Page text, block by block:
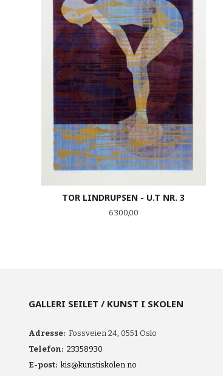
TOR LINDRUPSEN - U.T NR. 3
Pris
6 300,00
GALLERI SEILET / KUNST I SKOLEN
Adresse: Fossveien 24, 0551 Oslo
Telefon: 23358930
E-post: kis@kunstiskolen.no